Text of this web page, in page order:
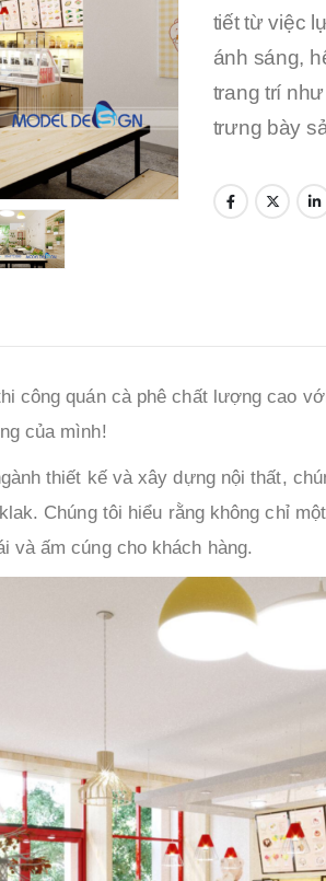
tiết từ việc
ánh sáng,
trang trí
trưng bày
công quán cà phê chất lượng cao
của mình!
thiết kế và xây dựng nội thất,
Chúng tôi hiểu rằng không chỉ
và ấm cúng cho khách hàng.